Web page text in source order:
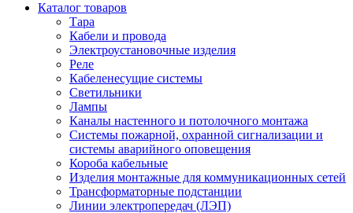
Каталог товаров
Тара
Кабели и провода
Электроустановочные изделия
Реле
Кабеленесущие системы
Светильники
Лампы
Каналы настенного и потолочного монтажа
Системы пожарной, охранной сигнализации и
системы аварийного оповещения
Короба кабельные
Изделия монтажные для коммуникационных сетей
Трансформаторные подстанции
Линии электропередач (ЛЭП)